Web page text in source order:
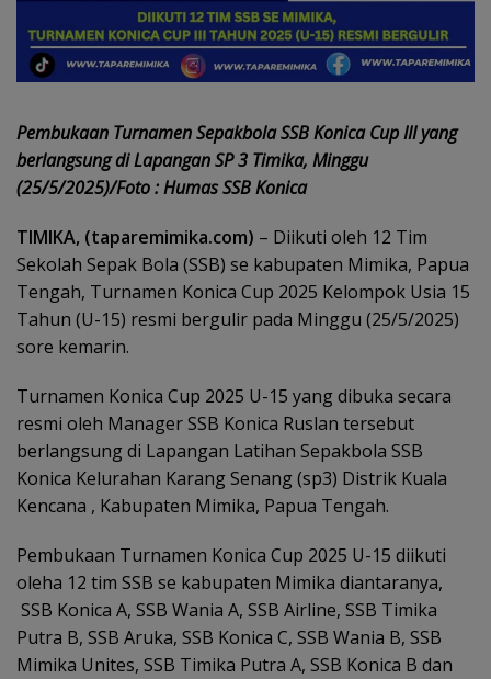
Pembukaan Turnamen Sepakbola SSB Konica Cup III yang
berlangsung di Lapangan SP 3 Timika, Minggu
(25/5/2025)/Foto : Humas SSB Konica
TIMIKA, (taparemimika.com) – Diikuti oleh 12 Tim
Sekolah Sepak Bola (SSB) se kabupaten Mimika, Papua
Tengah, Turnamen Konica Cup 2025 Kelompok Usia 15
Tahun (U-15) resmi bergulir pada Minggu (25/5/2025)
sore kemarin.
Turnamen Konica Cup 2025 U-15 yang dibuka secara
resmi oleh Manager SSB Konica Ruslan tersebut
berlangsung di Lapangan Latihan Sepakbola SSB
Konica Kelurahan Karang Senang (sp3) Distrik Kuala
Kencana , Kabupaten Mimika, Papua Tengah.
Pembukaan Turnamen Konica Cup 2025 U-15 diikuti
oleha 12 tim SSB se kabupaten Mimika diantaranya,
SSB Konica A, SSB Wania A, SSB Airline, SSB Timika
Putra B, SSB Aruka, SSB Konica C, SSB Wania B, SSB
Mimika Unites, SSB Timika Putra A, SSB Konica B dan